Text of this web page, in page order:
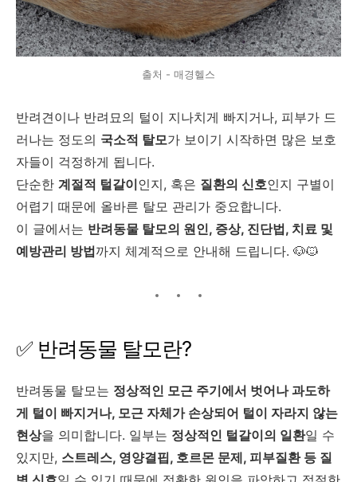
출처 - 매경헬스
반려견이나 반려묘의 털이 지나치게 빠지거나, 피부가 드
러나는 정도의 국소적 탈모가 보이기 시작하면 많은 보호
자들이 걱정하게 됩니다.
단순한 계절적 털갈이인지, 혹은 질환의 신호인지 구별이
어렵기 때문에 올바른 탈모 관리가 중요합니다.
이 글에서는 반려동물 탈모의 원인, 증상, 진단법, 치료 및
예방관리 방법까지 체계적으로 안내해 드립니다. 🐶🐱
✅ 반려동물 탈모란?
반려동물 탈모는 정상적인 모근 주기에서 벗어나 과도하
게 털이 빠지거나, 모근 자체가 손상되어 털이 자라지 않는
현상을 의미합니다. 일부는 정상적인 털갈이의 일환일 수
있지만, 스트레스, 영양결핍, 호르몬 문제, 피부질환 등 질